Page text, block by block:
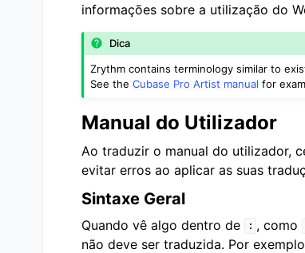
informações sobre a utilização do
Dica
Zrythm contains terminology similar to
See theCubase Pro Artist manual for
Manual do Utilizador
Ao traduzir o manual do utilizador,
evitar erros ao aplicar as suas
Sintaxe Geral
Quando vê algo dentro de : , como
não deve ser traduzida. Por